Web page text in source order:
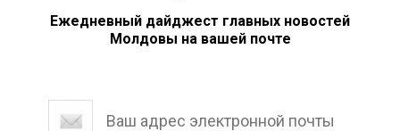
Ежедневный дайджест главных новостей
Молдовы на вашей почте